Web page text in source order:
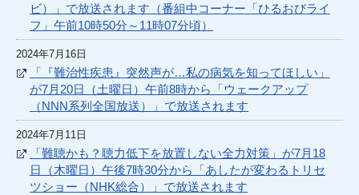
ビ）」で放送されます（番組中コーナー「ひるおびライ
フ」午前10時50分～11時07分頃）
2024年7月16日
「『難治性疾患』突然声が…私の病気を知ってほしい」
が7月20日（土曜日）午前8時から「ウェークアップ
（NNN系列全国放送）」で放送されます
2024年7月11日
「難聴かも？聴力低下を放置しない全力対策」が7月18
日（木曜日）午後7時30分から「あしたが変わるトリセ
ツショー（NHK総合）」で放送されます